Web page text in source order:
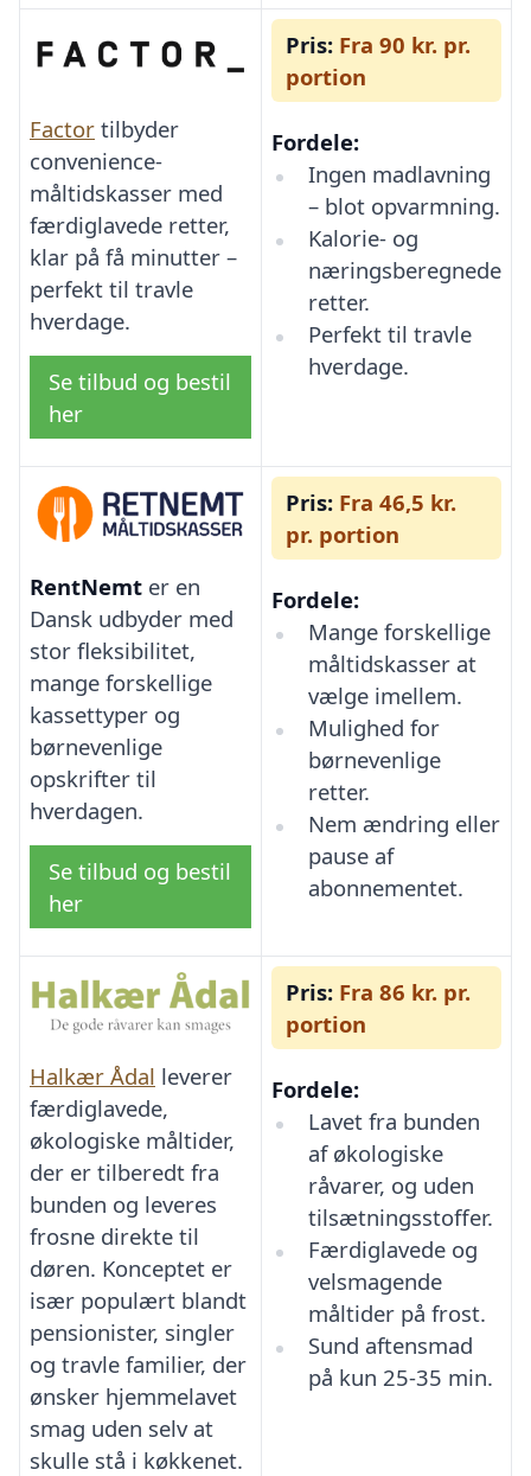
Factor tilbyder
convenience-
måltidskasser med
færdiglavede retter,
klar på få minutter –
perfekt til travle
hverdage.
Se tilbud og bestil
her
Pris: Fra 90 kr. pr.
portion
Fordele:
Ingen madlavning
– blot opvarmning.
Kalorie- og
næringsberegnede
retter.
Perfekt til travle
hverdage.
RentNemt er en
Dansk udbyder med
stor fleksibilitet,
mange forskellige
kassettyper og
børnevenlige
opskrifter til
hverdagen.
Se tilbud og bestil
her
Pris: Fra 46,5 kr.
pr. portion
Fordele:
Mange forskellige
måltidskasser at
vælge imellem.
Mulighed for
børnevenlige
retter.
Nem ændring eller
pause af
abonnementet.
Halkær Ådal leverer
færdiglavede,
økologiske måltider,
der er tilberedt fra
bunden og leveres
frosne direkte til
døren. Konceptet er
især populært blandt
pensionister, singler
og travle familier, der
ønsker hjemmelavet
smag uden selv at
skulle stå i køkkenet.
Pris: Fra 86 kr. pr.
portion
Fordele:
Lavet fra bunden
af økologiske
råvarer, og uden
tilsætningsstoffer.
Færdiglavede og
velsmagende
måltider på frost.
Sund aftensmad
på kun 25-35 min.